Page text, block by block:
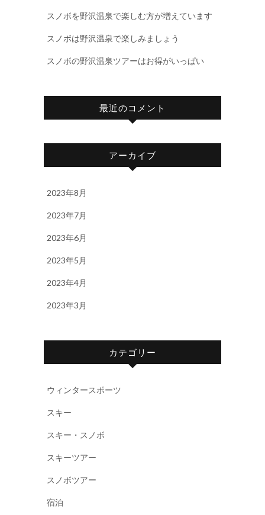
スノボを野沢温泉で楽しむ方が増えています
スノボは野沢温泉で楽しみましょう
スノボの野沢温泉ツアーはお得がいっぱい
最近のコメント
アーカイブ
2023年8月
2023年7月
2023年6月
2023年5月
2023年4月
2023年3月
カテゴリー
ウィンタースポーツ
スキー
スキー・スノボ
スキーツアー
スノボツアー
宿泊